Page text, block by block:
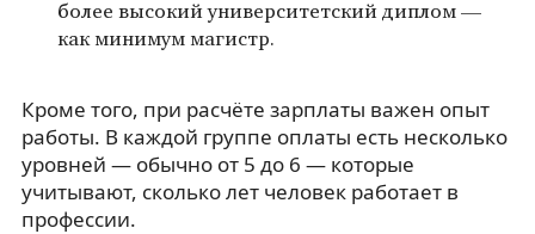
более высокий университетский диплом —
как минимум магистр.
Кроме того, при расчёте зарплаты важен опыт
работы. В каждой группе оплаты есть несколько
уровней — обычно от 5 до 6 — которые
учитывают, сколько лет человек работает в
профессии.